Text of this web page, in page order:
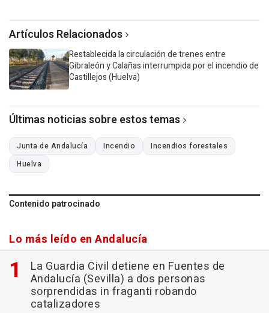
Artículos Relacionados
Restablecida la circulación de trenes entre
Gibraleón y Calañas interrumpida por el incendio de
Castillejos (Huelva)
Últimas noticias sobre estos temas
Junta de Andalucía Incendio
Incendios forestales
Huelva
Contenido patrocinado
Lo más leído en Andalucía
La Guardia Civil detiene en Fuentes de
Andalucía (Sevilla) a dos personas
sorprendidas in fraganti robando
catalizadores